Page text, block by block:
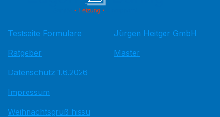
Testseite Formulare
Ratgeber
Datenschutz 1.6.2026
Impressum
Weihnachtsgruß hissu
Jürgen Heitger GmbH
Master